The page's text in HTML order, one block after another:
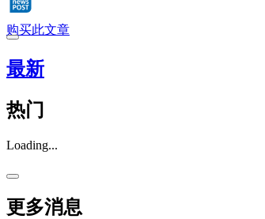
购买此文章
最新
热门
Loading...
更多消息